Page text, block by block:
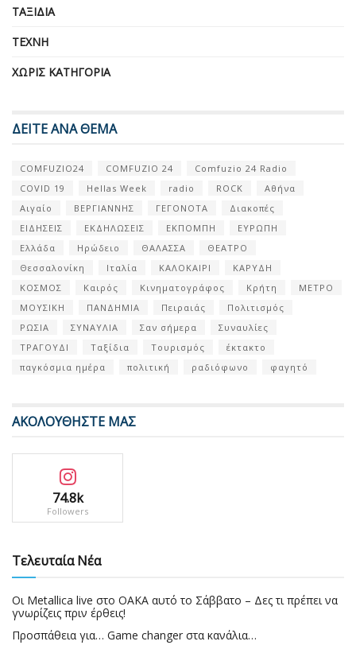
ΤΑΞΊΔΙΑ
ΤΈΧΝΗ
ΧΩΡΊΣ ΚΑΤΗΓΟΡΊΑ
ΔΕΙΤΕ ΑΝΑ ΘΕΜΑ
COMFUZIO24 COMFUZIO 24
Comfuzio 24 Radio
COVID 19
Hellas Week radio ROCK
Αθήνα
Αιγαίο
ΒΕΡΓΙΑΝΝΗΣ ΓΕΓΟΝΟΤΑ
Διακοπές
ΕΙΔΗΣΕΙΣ
ΕΚΔΗΛΩΣΕΙΣ ΕΚΠΟΜΠΗ
ΕΥΡΩΠΗ
Ελλάδα
Ηρώδειο ΘΑΛΑΣΣΑ
ΘΕΑΤΡΟ
Θεσσαλονίκη
Ιταλία ΚΑΛΟΚΑΙΡΙ
ΚΑΡΥΔΗ
ΚΟΣΜΟΣ
Καιρός Κινηματογράφος Κρήτη
ΜΕΤΡΟ
ΜΟΥΣΙΚΗ
ΠΑΝΔΗΜΙΑ Πειραιάς
Πολιτισμός
ΡΩΣΙΑ
ΣΥΝΑΥΛΙΑ Σαν σήμερα
Συναυλίες
ΤΡΑΓΟΥΔΙ
Ταξίδια Τουρισμός
έκτακτο
παγκόσμια ημέρα
πολιτική ραδιόφωνο φαγητό
ΑΚΟΛΟΥΘΗΣΤΕ ΜΑΣ
74.8k
Followers
Τελευταία Νέα
Οι Metallica live στο ΟΑΚΑ αυτό το Σάββατο – Δες τι πρέπει να
γνωρίζεις πριν έρθεις!
Προσπάθεια για… Game changer στα κανάλια…